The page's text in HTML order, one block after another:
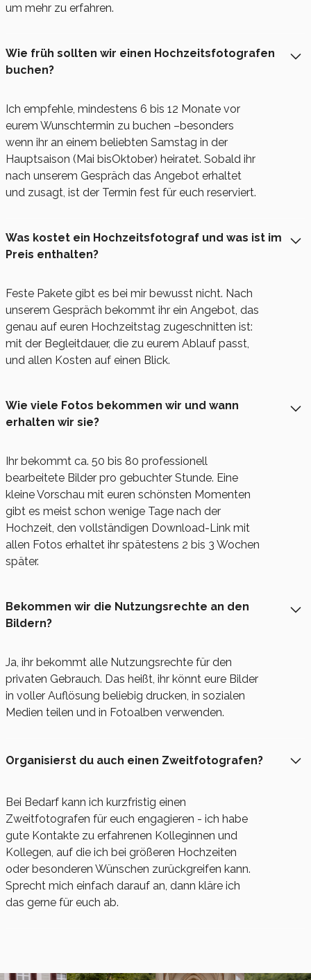
um mehr zu erfahren.
Wie früh sollten wir einen Hochzeitsfotografen
buchen?
Ich empfehle, mindestens 6 bis 12 Monate vor
eurem Wunschtermin zu buchen –besonders
wenn ihr an einem beliebten Samstag in der
Hauptsaison (Mai bisOktober) heiratet. Sobald ihr
nach unserem Gespräch das Angebot erhaltet
und zusagt, ist der Termin fest für euch reserviert.
Was kostet ein Hochzeitsfotograf und was ist im
Preis enthalten?
Feste Pakete gibt es bei mir bewusst nicht. Nach
unserem Gespräch bekommt ihr ein Angebot, das
genau auf euren Hochzeitstag zugeschnitten ist:
mit der Begleitdauer, die zu eurem Ablauf passt,
und allen Kosten auf einen Blick.
Wie viele Fotos bekommen wir und wann
erhalten wir sie?
Ihr bekommt ca. 50 bis 80 professionell
bearbeitete Bilder pro gebuchter Stunde. Eine
kleine Vorschau mit euren schönsten Momenten
gibt es meist schon wenige Tage nach der
Hochzeit, den vollständigen Download-Link mit
allen Fotos erhaltet ihr spätestens 2 bis 3 Wochen
später.
Bekommen wir die Nutzungsrechte an den
Bildern?
Ja, ihr bekommt alle Nutzungsrechte für den
privaten Gebrauch. Das heißt, ihr könnt eure Bilder
in voller Auflösung beliebig drucken, in sozialen
Medien teilen und in Fotoalben verwenden.
Organisierst du auch einen Zweitfotografen?
Bei Bedarf kann ich kurzfristig einen
Zweitfotografen für euch engagieren - ich habe
gute Kontakte zu erfahrenen Kolleginnen und
Kollegen, auf die ich bei größeren Hochzeiten
oder besonderen Wünschen zurückgreifen kann.
Sprecht mich einfach darauf an, dann kläre ich
das gerne für euch ab.